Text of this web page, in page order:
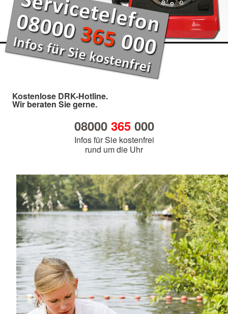
Kostenlose DRK-Hotline.
Wir beraten Sie gerne.
08000 365000
Infos für Sie kostenfrei
rund um die Uhr